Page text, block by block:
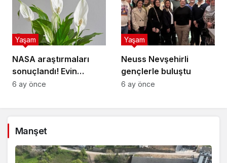
NASA araştırmaları
sonuçlandı! Evin
havasını yüzde doksan
Yaşam
6 ay önce
Neuss Nevşehirli
gençlerle buluştu
Yaşam
6 ay önce
Manşet